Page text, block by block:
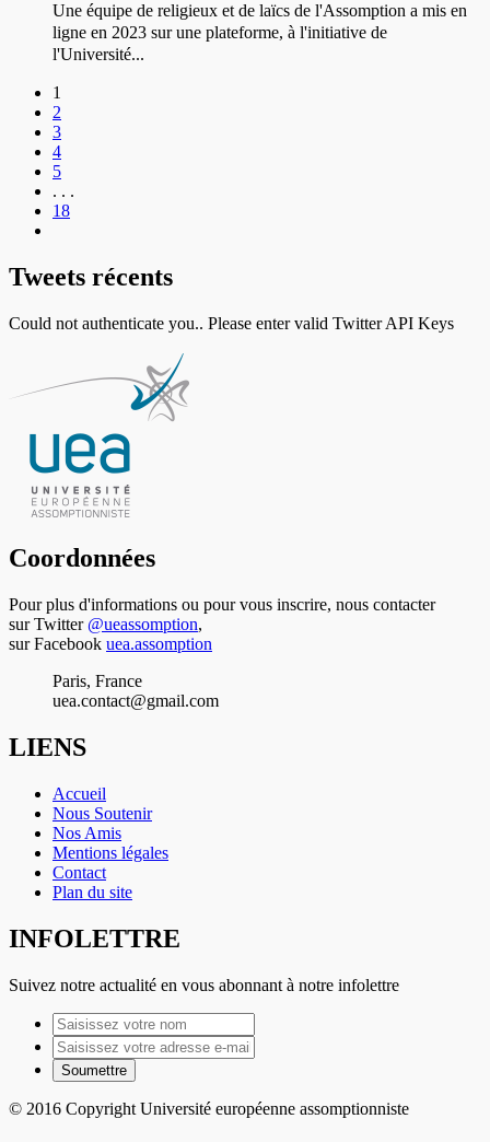
Une équipe de religieux et de laïcs de l'Assomption a mis en
ligne en 2023 sur une plateforme, à l'initiative de
l'Université...
1
2
3
4
5
. . .
18
Tweets récents
Could not authenticate you.. Please enter valid Twitter API Keys
Coordonnées
Pour plus d'informations ou pour vous inscrire, nous contacter
sur Twitter @ueassomption,
sur Facebook uea.assomption
Paris, France
uea.contact@gmail.com
LIENS
Accueil
Nous Soutenir
Nos Amis
Mentions légales
Contact
Plan du site
INFOLETTRE
Suivez notre actualité en vous abonnant à notre infolettre
© 2016 Copyright Université européenne assomptionniste